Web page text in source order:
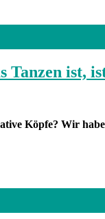
Tanzen ist,
Köpfe? Wir